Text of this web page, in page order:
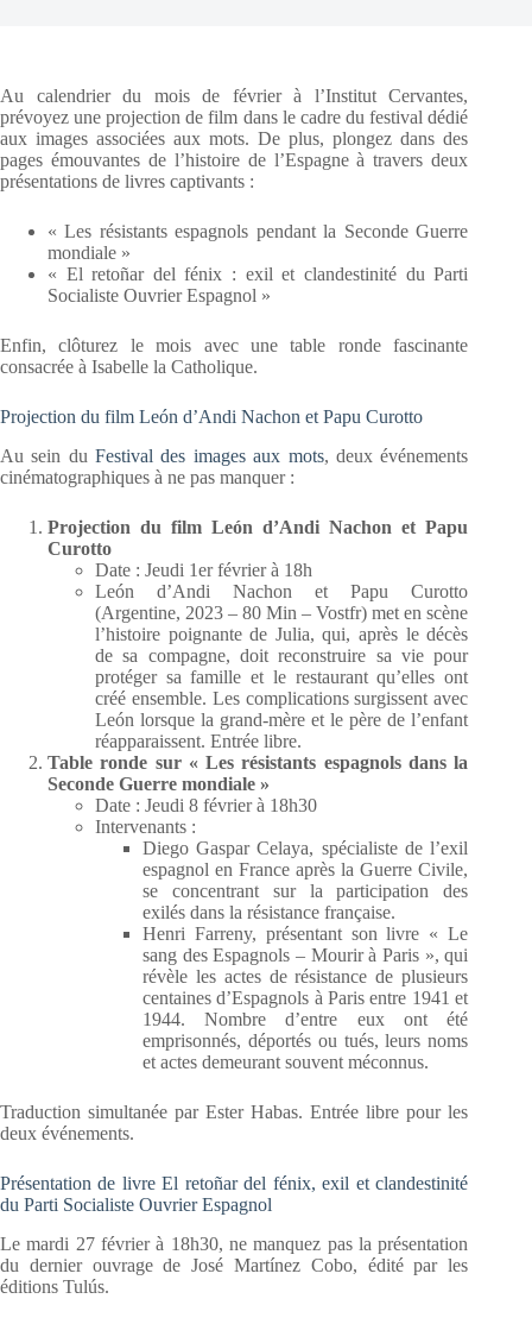
Au calendrier du mois de février à l’Institut Cervantes,
prévoyez une projection de film dans le cadre du festival dédié
aux images associées aux mots. De plus, plongez dans des
pages émouvantes de l’histoire de l’Espagne à travers deux
présentations de livres captivants :
« Les résistants espagnols pendant la Seconde Guerre
mondiale »
« El retoñar del fénix : exil et clandestinité du Parti
Socialiste Ouvrier Espagnol »
Enfin, clôturez le mois avec une table ronde fascinante
consacrée à Isabelle la Catholique.
Projection du film León d’Andi Nachon et Papu Curotto
Au sein duFestival des images aux mots, deux événements
cinématographiques à ne pas manquer :
Projection du film León d’Andi Nachon et Papu
Curotto
Date : Jeudi 1er février à 18h
León d’Andi Nachon et Papu Curotto
(Argentine, 2023 – 80 Min – Vostfr) met en scène
l’histoire poignante de Julia, qui, après le décès
de sa compagne, doit reconstruire sa vie pour
protéger sa famille et le restaurant qu’elles ont
créé ensemble. Les complications surgissent avec
León lorsque la grand-mère et le père de l’enfant
réapparaissent. Entrée libre.
Table ronde sur « Les résistants espagnols dans la
Seconde Guerre mondiale »
Date : Jeudi 8 février à 18h30
Intervenants :
Diego Gaspar Celaya, spécialiste de l’exil
espagnol en France après la Guerre Civile,
se concentrant sur la participation des
exilés dans la résistance française.
Henri Farreny, présentant son livre « Le
sang des Espagnols – Mourir à Paris », qui
révèle les actes de résistance de plusieurs
centaines d’Espagnols à Paris entre 1941 et
1944. Nombre d’entre eux ont été
emprisonnés, déportés ou tués, leurs noms
et actes demeurant souvent méconnus.
Traduction simultanée par Ester Habas. Entrée libre pour les
deux événements.
Présentation de livre El retoñar del fénix, exil et clandestinité
du Parti Socialiste Ouvrier Espagnol
Le mardi 27 février à 18h30, ne manquez pas la présentation
du dernier ouvrage de José Martínez Cobo, édité par les
éditions Tulús.